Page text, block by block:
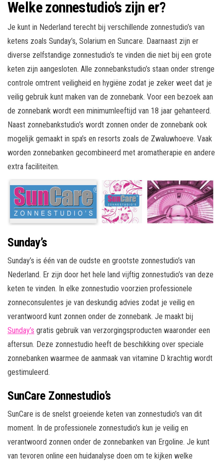
Welke zonnestudio’s zijn er?
Je kunt in Nederland terecht bij verschillende zonnestudio’s van
ketens zoals Sunday’s, Solarium en Suncare. Daarnaast zijn er
diverse zelfstandige zonnestudio’s te vinden die niet bij een grote
keten zijn aangesloten. Alle zonnebankstudio’s staan onder strenge
controle omtrent veiligheid en hygiëne zodat je zeker weet dat je
veilig gebruik kunt maken van de zonnebank. Voor een bezoek aan
de zonnebank wordt een minimumleeftijd van 18 jaar gehanteerd.
Naast zonnebankstudio’s wordt zonnen onder de zonnebank ook
mogelijk gemaakt in spa’s en resorts zoals de Zwaluwhoeve. Vaak
worden zonnebanken gecombineerd met aromatherapie en andere
extra faciliteiten.
Sunday’s
Sunday’s is één van de oudste en grootste zonnestudio’s van
Nederland. Er zijn door het hele land vijftig zonnestudio’s van deze
keten te vinden. In elke zonnestudio voorzien professionele
zonneconsulentes je van deskundig advies zodat je veilig en
verantwoord kunt zonnen onder de zonnebank. Je maakt bij
Sunday’s gratis gebruik van verzorgingsproducten waaronder een
aftersun. Deze zonnestudio heeft de beschikking over speciale
zonnebanken waarmee de aanmaak van vitamine D krachtig wordt
gestimuleerd.
SunCare Zonnestudio’s
SunCare is de snelst groeiende keten van zonnestudio’s van dit
moment. In de professionele zonnestudio’s kun je veilig en
verantwoord zonnen onder de zonnebanken van Ergoline. Je kunt
van tevoren online een huidanalyse doen om te kijken welke